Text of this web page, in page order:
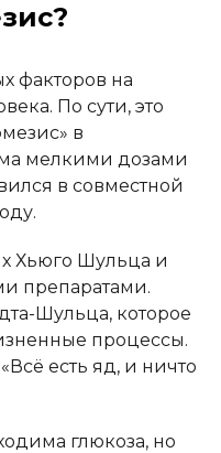
факторов на
По сути, это
в
мелкими дозами
в совместной
Хьюго Шульца и
препаратами.
Шульца, которое
процессы.
есть яд, и ничто
глюкоза, но